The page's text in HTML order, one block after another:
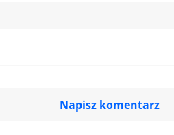
Napisz komentarz